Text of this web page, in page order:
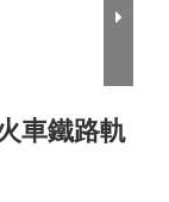
車鐵路軌